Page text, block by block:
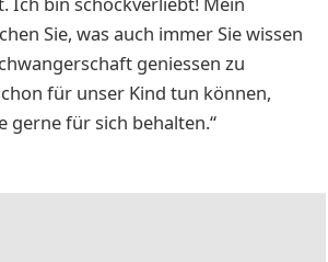
Sie, was auch immer Sie wissen
geniessen zu
für unser Kind tun können,
gerne für sich behalten.“